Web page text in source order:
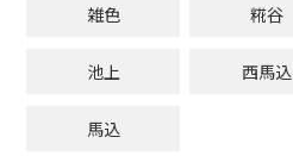
雑色 糀谷
池上 西馬込
馬込